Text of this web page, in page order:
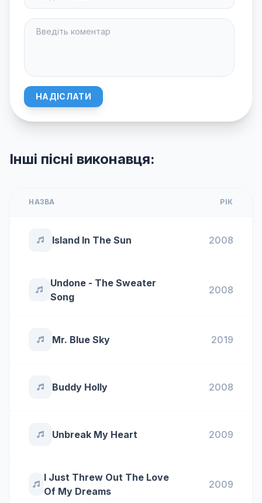
НАДІСЛАТИ
Інші пісні виконавця:
НАЗВА РІК
Island In The Sun 2008
Undone - The Sweater
Song
2008
Mr. Blue Sky 2019
Buddy Holly 2008
Unbreak My Heart 2009
I Just Threw Out The Love
Of My Dreams
2009